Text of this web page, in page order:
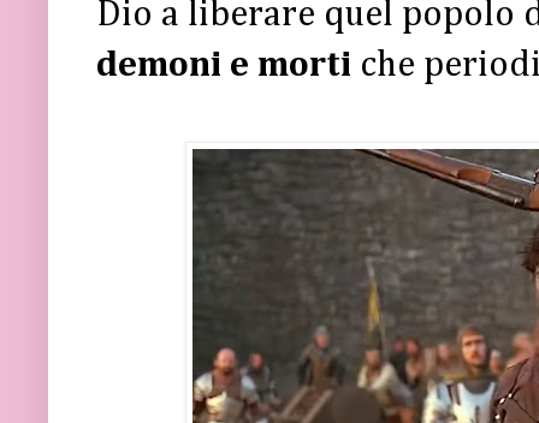
Dio a liberare quel popolo
demoni e morti che